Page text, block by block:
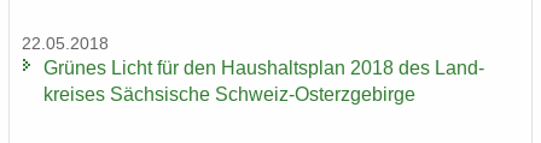
22.05.2018
Grü­nes Licht für den Haus­halts­plan 2018 des Land­
krei­ses Säch­si­sche Schweiz-​Osterzgebirge